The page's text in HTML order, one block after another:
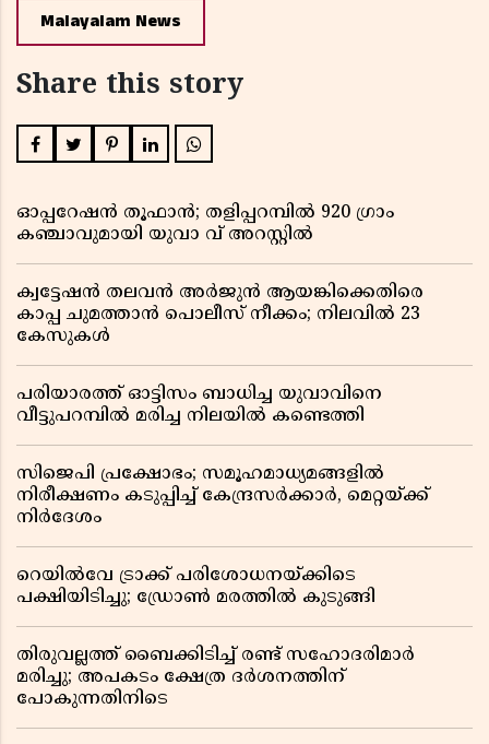
Malayalam News
Share this story
ഓപ്പറേഷൻ തൂഫാൻ; തളിപ്പറമ്പിൽ 920 ഗ്രാം
കഞ്ചാവുമായി യുവാ വ് അറസ്റ്റിൽ
ക്വട്ടേഷൻ തലവൻ അർജുൻ ആയങ്കിക്കെതിരെ
കാപ്പ ചുമത്താൻ പൊലീസ് നീക്കം; നിലവിൽ 23
കേസുകൾ
പരിയാരത്ത് ഓട്ടിസം ബാധിച്ച യുവാവിനെ
വീട്ടുപറമ്പിൽ മരിച്ച നിലയിൽ കണ്ടെത്തി
സിജെപി പ്രക്ഷോഭം; സമൂഹമാധ്യമങ്ങളിൽ
നിരീക്ഷണം കടുപ്പിച്ച് കേന്ദ്രസർക്കാർ, മെറ്റയ്ക്ക്
നിർദേശം
റെയിൽവേ ട്രാക്ക് പരിശോധനയ്ക്കിടെ
പക്ഷിയിടിച്ചു; ഡ്രോൺ മരത്തിൽ കുടുങ്ങി
തിരുവല്ലത്ത് ബൈക്കിടിച്ച് രണ്ട് സഹോദരിമാർ
മരിച്ചു; അപകടം ക്ഷേത്ര ദർശനത്തിന്
പോകുന്നതിനിടെ